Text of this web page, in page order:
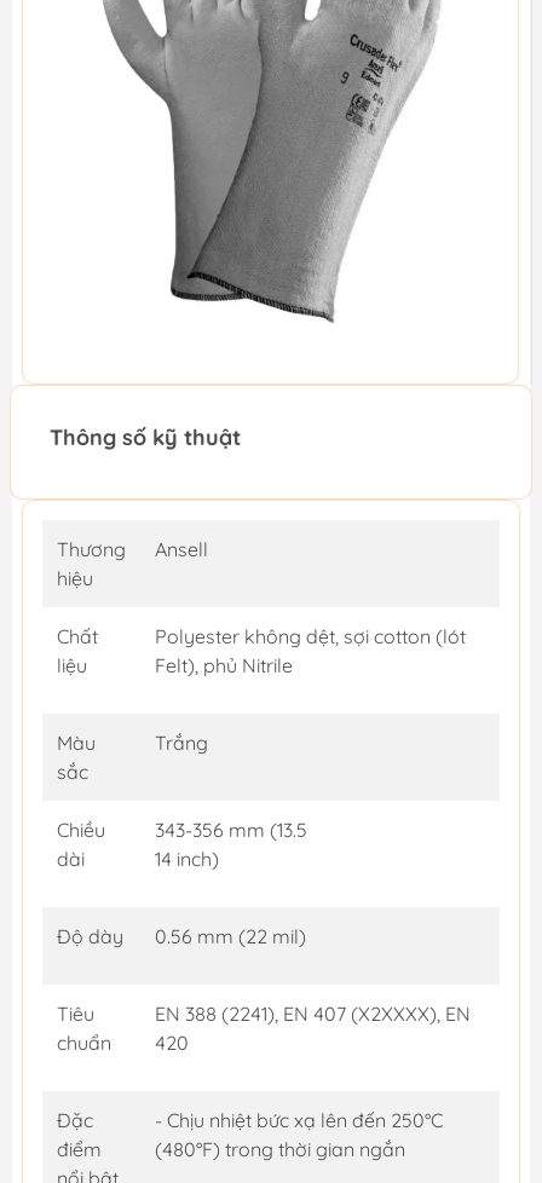
Thông số kỹ thuật
Thương
hiệu
Ansell
Chất
liệu
Polyester không dệt, sợi cotton (lót
Felt), phủ Nitrile
Màu
sắc
Trắng
Chiều
dài
343-356 mm (13.5
14 inch)
Độ dày 0.56 mm (22 mil)
Tiêu
chuẩn
EN 388 (2241), EN 407 (X2XXXX), EN
420
Đặc
điểm
- Chịu nhiệt bức xạ lên đến 250°C
(480°F) trong thời gian ngắn